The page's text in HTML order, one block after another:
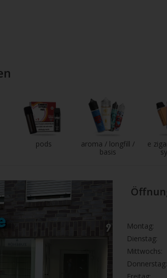
pods
aroma / longfill /
basis
e
Montag:
Dienstag:
Mittwochs:
Donnerstag: